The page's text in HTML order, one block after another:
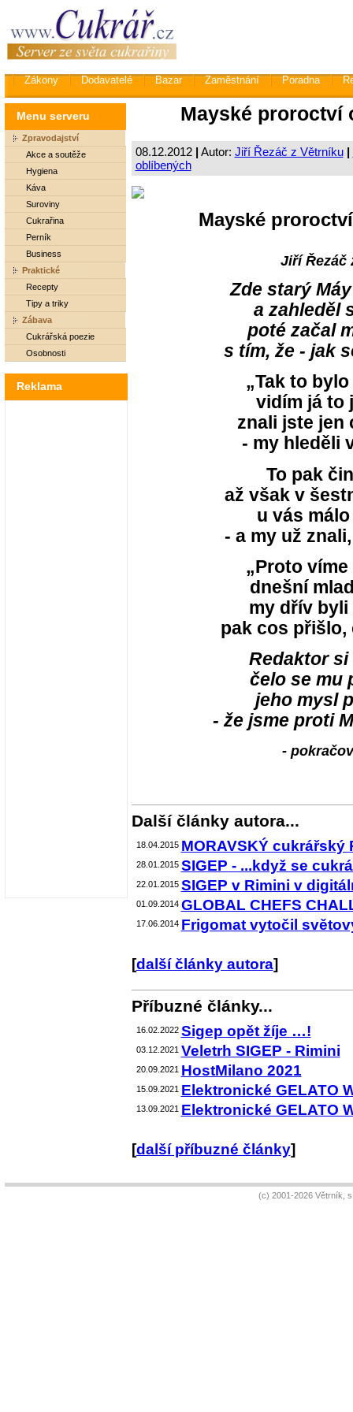
Zákony Dodavatelé Bazar Zaměstnání Poradna
Menu serveru
Zpravodajství
Akce a soutěže
Hygiena
Káva
Suroviny
Cukrařina
Perník
Business
Praktické
Recepty
Tipy a triky
Zábava
Cukrářská poezie
Osobnosti
Reklama
Mayské proroctví
08.12.2012 | Autor: Jiří Řezáč z Větrníku |
oblíbených
Mayské
Jiří Řezáč
Zde starý
a zahleděl
poté začal
s tím, že - jak
„Tak to
vidím já to
znali jste jen
- my hleděli
To pak
až však v
u vás
- a my už
„Proto
dnešní
my dřív byli
pak cos přišlo,
Redaktor
čelo se mu
jeho mysl
- že jsme proti
-
Další články autora...
18.04.2015 MORAVSKÝ cukrářský
28.01.2015 SIGEP - ...když se
22.01.2015 SIGEP v Rimini v
01.09.2014 GLOBAL CHEFS
17.06.2014 Frigomat vytočil
[další články autora]
Příbuzné články...
16.02.2022 Sigep opět žíje …!
03.12.2021 Veletrh SIGEP - Rimini
20.09.2021 HostMilano 2021
15.09.2021 Elektronické GELATO
13.09.2021 Elektronické GELATO
[další příbuzné články]
(c) 2001-2026 Větrník,